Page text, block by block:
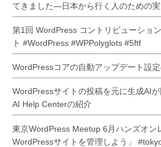
てきました―日本から行く人のための
第1回 WordPress コントリビューショ
ト #WordPress #WPPolyglots #5ftf
WordPressコアの自動アップデート設定
WordPressサイトの投稿を元に生成AI
AI Help Centerの紹介
東京WordPress Meetup 6月ハンズオン
WordPressサイトを管理しよう」